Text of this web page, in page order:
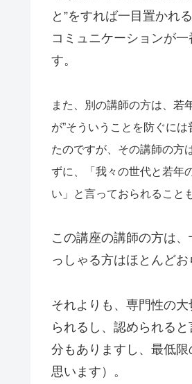
と”をすれば一目置かれ
コミュニケーションが
す。
また、別の講師の方は、若
が”そういうことを防ぐに
たのですが、その講師の方
ずに、「我々の世代と若年
い」と言っておられること
この講座の講師の方は
っしゃる方はほとんど
それよりも、専門性の
られるし、認められる
分もありますし、最低
思います）。